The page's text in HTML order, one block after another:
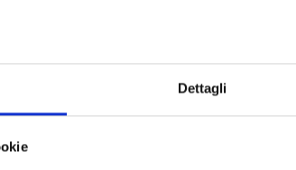
Dettagli
27/09/2026 - Tutto il giorno